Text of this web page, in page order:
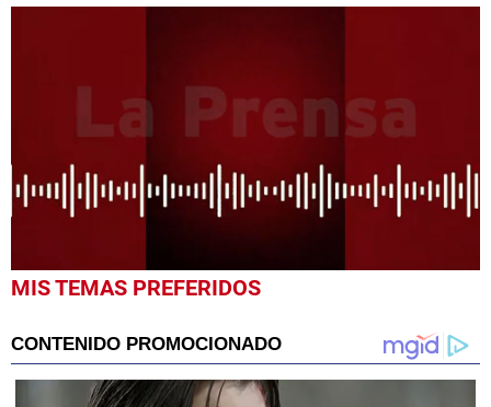
0
seconds
seconds
MIS TEMAS PREFERIDOS